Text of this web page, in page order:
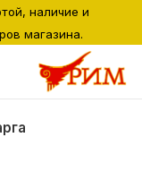
наличие и
магазина.